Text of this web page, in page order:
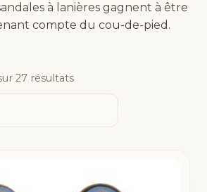
à lanières gagnent à être
compte du cou-de-pied.
27 résultats